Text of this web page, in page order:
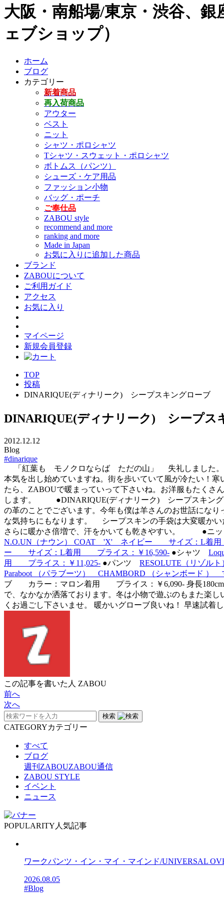
大阪・南船場/東京・渋谷、
ェブショップ）
ホーム
ブログ
カテゴリー
新着商品
再入荷商品
アウター
ベスト
ニット
シャツ・ポロシャツ
Tシャツ・スウェット・ポロシャツ
ボトムス（パンツ）
シューズ・ケア用品
ファッション小物
バッグ・ポーチ
ご奉仕品
ZABOU style
recommend and more
ranking and more
Made in Japan
お気に入りに追加した商品
ブランド
ZABOUについて
ご利用ガイド
アクセス
お気に入り
マイページ
新規会員登録
TOP
投稿
DINARIQUE(ディナリーク) シープスキングローブ
DINARIQUE(ディナリーク) シープス
2012.12.12
Blog
#dinarique
「紅葉も モノクロならば ただの山」 失礼しました。笑
本気を出し始めていますね。街を歩いていて風が冷たい！
たら、ZABOUで暖まっていって下さいね。お洋服もたく
します。 ●DINARIQUE(ディナリーク) シープスキ
の革のことでございます。今年も僕は羊さんのお世話にな
な気持ちにもなります。 シープスキンの手袋は大変暖かい
さらに暖かさ倍増で、汗をかいても乾きやすい。
●ニ
N.O.UN（ナウン） COAT 'X' ネイビー サイズ：L着
ー サイズ：L着用 プライス：￥16,590- ●シャツ
用 プライス：￥11,025- ●パンツ RESOLUTE（リゾ
Paraboot （パラブーツ） CHAMBORD （シャンボー
ブ カラー：マロン着用 プライス：￥6,090- 身長180cm
で、なかなか洒落ております。冬は小物で遊ぶのもまた楽
くお過ごし下さいませ。 暖かいグローブ良いね！ 早速試着し
この記事を書いた人 ZABOU
前へ
次へ
検索
CATEGORYカテゴリー
すべて
ブログ
週刊ZABOUZABOU通信
ZABOU STYLE
イベント
ニュース
POPULARITY 人気記事
ワークパンツ・イン・マイ・マインド/UNIVERSAL
2026.08.05
#Blog